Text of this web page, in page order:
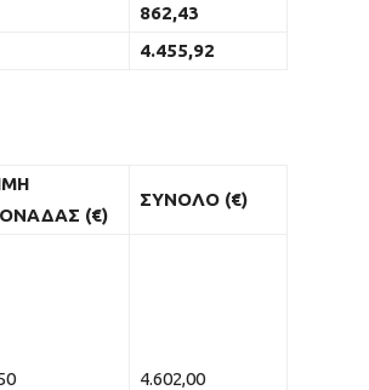
862,43
4.455,92
(€)
ΣΥΝΟΛΟ (€)
4.602,00